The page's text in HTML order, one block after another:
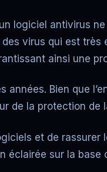
logiciel antivirus
virus qui est
ainsi une
Bien que
de la protection
et de
sur la base